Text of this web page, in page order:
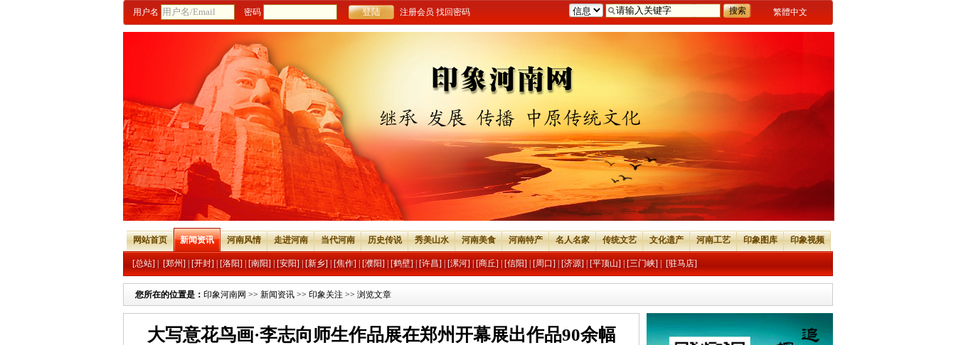
繁體中文
用户名 密码 注册会员 找回密码
网站首页 新闻资讯 河南风情 走进河南 当代河南 历史传说 秀美山水 河南美食 河南特产 名人名家 传统文艺 文化遗产 河南工艺 印象图库 印象视频
[总站] [郑州] [开封] [洛阳] [南阳] [安阳] [新乡] [焦作] [濮阳] [鹤壁] [许昌] [漯河] [商丘] [信阳] [周口] [济源] [平顶山] [三门峡] [驻马店]
您所在的位置是： 印象河南网 >> 新闻资讯 >> 印象关注 >> 浏览文章
大写意花鸟画·李志向师生作品展在郑州开幕展出作品90余幅